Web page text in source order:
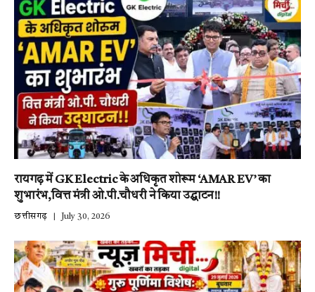
रायगढ़ में GK Electric के अधिकृत शोरूम ‘AMAR EV’ का
शुभारंभ,वित्त मंत्री ओ.पी.चौधरी ने किया उद्घाटन!!
छत्तीसगढ़ July 30, 2026